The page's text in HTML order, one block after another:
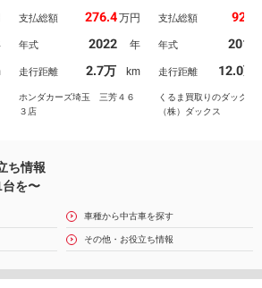
／社外ドラレコ前後／リ
ング／ハンドルヒーター
／追従機能付きクルーズ
コントロール／ 地デジ
支払総額 276.4万円
年式 2022 年
走行距離 2.7万 km
ホンダカーズ埼玉 三芳４６
３店
ター付黒革パワーシ
／地デジナビ／バッ
メラ／プッシュスタ
／社外１８インチア
／オートライト／Ｅ
／
支払総額 92.9
年式 2013
走行距離 12.0万
くるま買取りのダック
（株）ダックス
ち情報
を〜
車種から中古車を探す
その他・お役立ち情報